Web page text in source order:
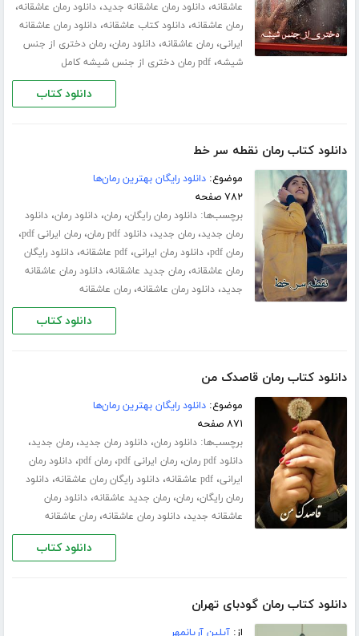
عاشقانه،دانلود رمان عاشقانه جدید،دانلود رمان عاشقانه،
رمان عاشقانه،دانلود کتاب عاشقانه،دانلود رمان عاشقانه
ایرانی،رمان عاشقانه،دانلود رمان،رمان دختری از جنس
شیشه،pdf رمان دختری از جنس شیشه کامل
دانلود کتاب
دانلود کتاب رمان نقطه سر خط
موضوع:دانلود رایگان بهترین رمان‌ها
۷۸۲ صفحه
برچسب‌ها:دانلود رمان رایگان،رمان،دانلود رمان،دانلود
رمان جدید،رمان جدید،دانلود pdf رمان ،رمان ایرانی pdf ،
رمان pdf ،دانلود رمان ایرانی،pdf عاشقانه ،دانلود رایگان
رمان عاشقانه،رمان جدید عاشقانه،دانلود رمان عاشقانه
جدید،دانلود رمان عاشقانه،رمان عاشقانه
دانلود کتاب
دانلود کتاب رمان قاصدک من
موضوع:دانلود رایگان بهترین رمان‌ها
۸۷۱ صفحه
برچسب‌ها:دانلود رمان،دانلود رمان جدید،رمان جدید،
دانلود pdf رمان ،رمان ایرانی pdf ،رمان pdf ،دانلود رمان
ایرانی،pdf عاشقانه ،دانلود رایگان رمان عاشقانه،دانلود
رمان رایگان،رمان،رمان جدید عاشقانه،دانلود رمان
عاشقانه جدید،دانلود رمان عاشقانه،رمان عاشقانه
دانلود کتاب
دانلود کتاب رمان گودبای تهران
از:آیلین آریانمهر